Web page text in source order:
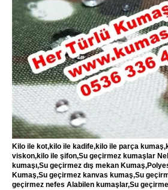
Kilo ile kot,kilo ile kadife,kilo ile parça
viskon,kilo ile şifon,Su geçirmez kumaşlar
kumaşı,Su geçirmez dış mekan
Kumaş,Su geçirmez kanvas kumaş,Su
geçirmez nefes Alabilen kumaşlar,Su